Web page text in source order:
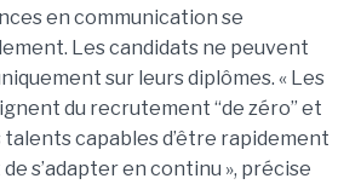
en communication se
Les candidats ne peuvent
sur leurs diplômes. « Les
du recrutement “de zéro” et
capables d’être rapidement
s’adapter en continu », précise